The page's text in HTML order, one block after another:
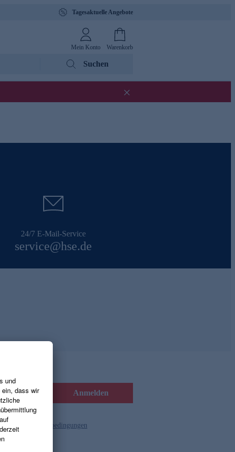
Tagesaktuelle Angebote
Mein Konto Warenkorb
Suchen
24/7 E-Mail-Service
service@hse.de
Anmelden
und die Gutscheinbedingungen